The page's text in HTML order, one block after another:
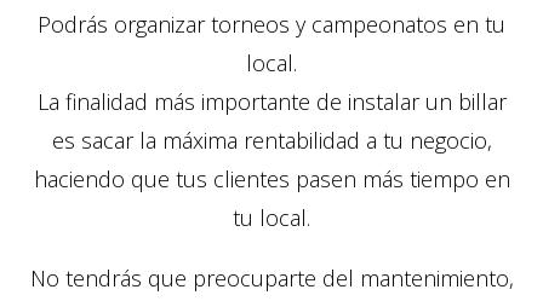
Podrás organizar torneos y campeonatos en tu
local.
La finalidad más importante de instalar un billar
es sacar la máxima rentabilidad a tu negocio,
haciendo que tus clientes pasen más tiempo en
tu local.
No tendrás que preocuparte del mantenimiento,